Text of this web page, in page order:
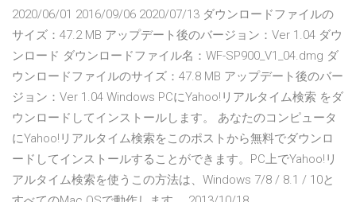
2020/06/01 2016/09/06 2020/07/13 ダウンロードファイルの
サイズ：47.2 MB アップデート後のバージョン：Ver 1.04 ダウ
ンロード ダウンロードファイル名：WF-SP900_V1_04.dmg ダ
ウンロードファイルのサイズ：47.8 MB アップデート後のバー
ジョン：Ver 1.04 Windows PCにYahoo!リアルタイム検索 をダ
ウンロードしてインストールします。 あなたのコンピュータ
にYahoo!リアルタイム検索をこのポストから無料でダウンロ
ードしてインストールすることができます。PC上でYahoo!リ
アルタイム検索を使うこの方法は、Windows 7/8 / 8.1 / 10と